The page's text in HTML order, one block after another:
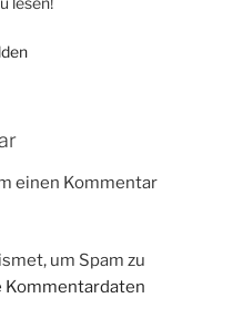
einen Kommentar
um Spam zu
Kommentardaten